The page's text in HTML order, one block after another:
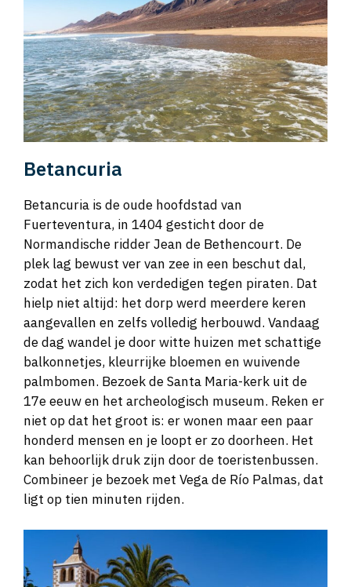
Betancuria
Betancuria is de oude hoofdstad van
Fuerteventura, in 1404 gesticht door de
Normandische ridder Jean de Bethencourt. De
plek lag bewust ver van zee in een beschut dal,
zodat het zich kon verdedigen tegen piraten. Dat
hielp niet altijd: het dorp werd meerdere keren
aangevallen en zelfs volledig herbouwd. Vandaag
de dag wandel je door witte huizen met schattige
balkonnetjes, kleurrijke bloemen en wuivende
palmbomen. Bezoek de Santa Maria-kerk uit de
17e eeuw en het archeologisch museum. Reken er
niet op dat het groot is: er wonen maar een paar
honderd mensen en je loopt er zo doorheen. Het
kan behoorlijk druk zijn door de toeristenbussen.
Combineer je bezoek met Vega de Río Palmas, dat
ligt op tien minuten rijden.